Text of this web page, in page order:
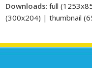
Downloads:full
(300x204) |thumbnail